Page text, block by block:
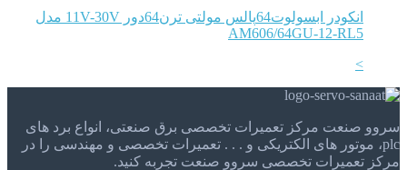
انکودر ابسولوت64پالس مولتی ترن64دور 11V-30V مدل
AM606/64GU-12-RL5
>
سروو صنعت مرکز تعمیرات تخصصی برق صنعتی، انواع برد های
plc، موتور های الکتریکی و . . . تعمیرات تخصصی و مهندسی را در
مرکز تعمیرات تخصصی سروو صنعت تجربه کنید.